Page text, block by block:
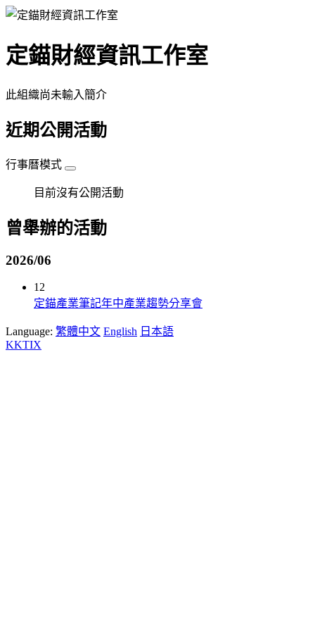
定錨財經資訊工作室
此組織尚未輸入簡介
近期公開活動
行事曆模式
目前沒有公開活動
曾舉辦的活動
2026/06
12
定錨產業筆記年中產業趨勢分享會
Language: 繁體中文 English 日本語
KKTIX